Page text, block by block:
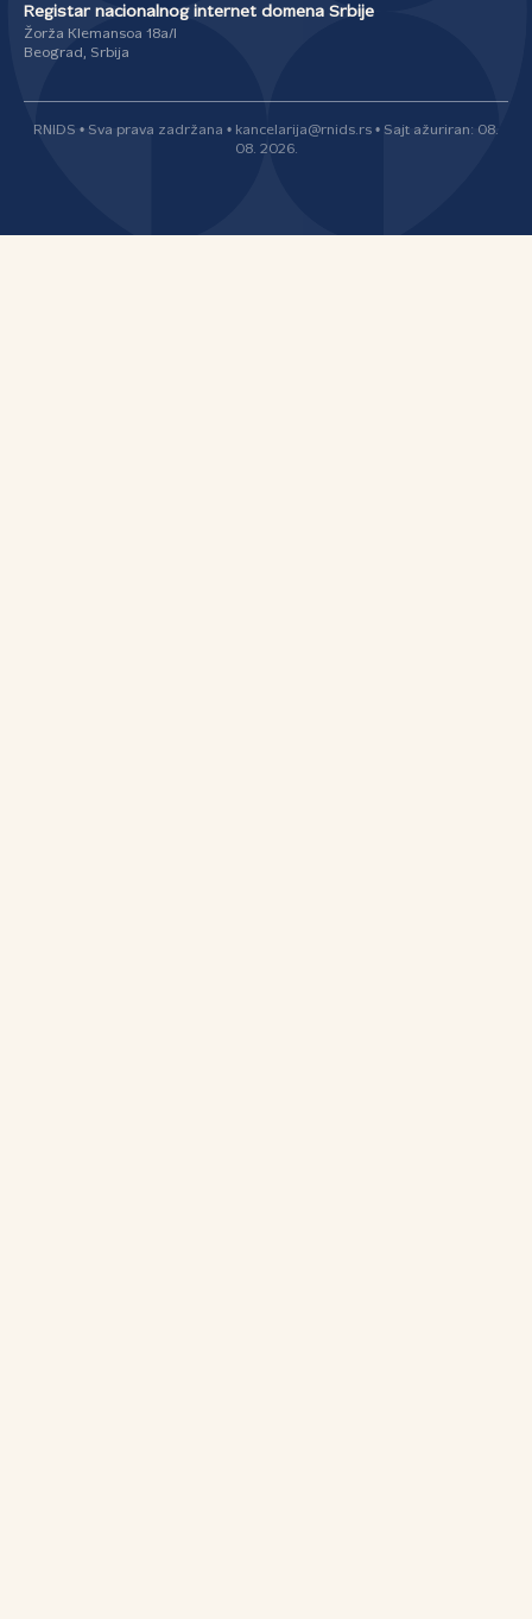
Registar nacionalnog internet domena Srbije
Žorža Klemansoa 18a/I
Beograd, Srbija
RNIDS • Sva prava zadržana • kancelarija@rnids.rs • Sajt ažuriran: 08.
08. 2026.